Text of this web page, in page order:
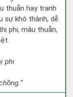
thuẫn hay tranh
sự khó thành, dễ
phi, mâu thuẫn,
phi